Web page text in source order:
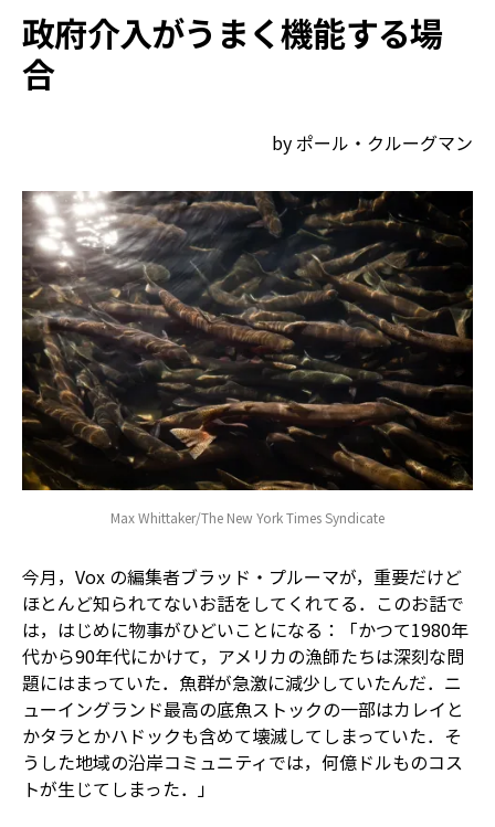
政府介入がうまく機能する場
合
by ポール・クルーグマン
Max Whittaker/The New York Times Syndicate
今月，Vox の編集者ブラッド・プルーマが，重要だけど
ほとんど知られてないお話をしてくれてる．このお話で
は，はじめに物事がひどいことになる：「かつて1980年
代から90年代にかけて，アメリカの漁師たちは深刻な問
題にはまっていた．魚群が急激に減少していたんだ．ニ
ューイングランド最高の底魚ストックの一部は――カレイと
かタラとかハドックも含めて――壊滅してしまっていた．そ
うした地域の沿岸コミュニティでは，何億ドルものコス
トが生じてしまった．」